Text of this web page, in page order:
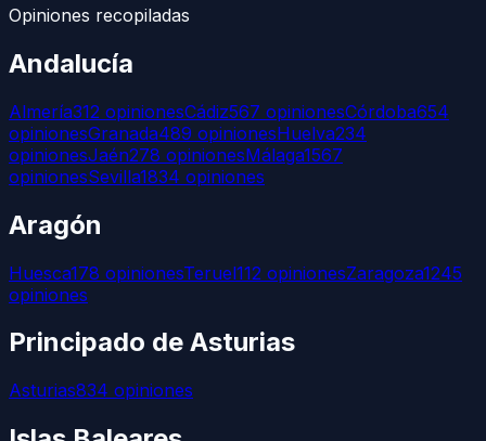
Opiniones recopiladas
Andalucía
Almería312 opinionesCádiz567 opinionesCórdoba654
opinionesGranada489 opinionesHuelva234
opinionesJaén278 opinionesMálaga1567
opinionesSevilla1834 opiniones
Aragón
Huesca178 opinionesTeruel112 opinionesZaragoza1245
opiniones
Principado de Asturias
Asturias834 opiniones